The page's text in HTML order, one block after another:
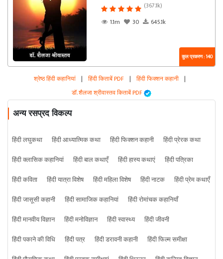
(367.1k)
1.1m
30 645.1k
कुल प्रकरण : 140
श्रेष्ठ हिंदी कहानियां | हिंदी किताबें PDF | हिंदी फिक्शन कहानी |
डॉ. शैलजा श्रीवास्तव किताबें PDF
अन्य रसप्रद विकल्प
हिंदी लघुकथा हिंदी आध्यात्मिक कथा हिंदी फिक्शन कहानी
हिंदी प्रेरक कथा
हिंदी क्लासिक कहानियां
हिंदी बाल कथाएँ हिंदी हास्य कथाएं
हिंदी पत्रिका
हिंदी कविता
हिंदी यात्रा विशेष हिंदी महिला विशेष हिंदी नाटक
हिंदी प्रेम कथाएँ
हिंदी जासूसी कहानी
हिंदी सामाजिक कहानियां
हिंदी रोमांचक कहानियाँ
हिंदी मानवीय विज्ञान
हिंदी मनोविज्ञान हिंदी स्वास्थ्य
हिंदी जीवनी
हिंदी पकाने की विधि
हिंदी पत्र हिंदी डरावनी कहानी
हिंदी फिल्म समीक्षा